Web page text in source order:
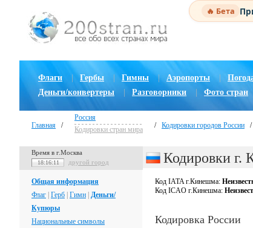
🔥 Бета
Флаги Гербы Гимны | Аэропорты
Деньги/конвертеры
Разговорники Фото стран
Главная /
Россия
Кодировки стран мира
/ Кодировки городов России /
Время в г.Москва
18:16:12 другой город
Общая информация
Флаг Герб Гимн Деньги/
Купюры
Национальные символы
Кодировки г.
Код IATA г.Кинешма:
Код ICAO г.Кинешма:
Кодировка России